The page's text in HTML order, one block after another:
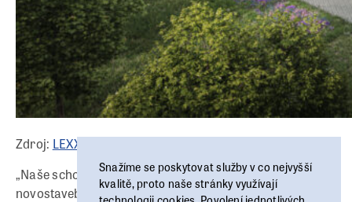
Zdroj: LEXXUS NORTON
„Naše schopnost prodávat téměř třetinu všech
novostaveb v Praze není náhoda, ale výsledek tvrdé
Snažíme se poskytovat služby v co nejvyšší
kvalitě, proto naše stránky využívají